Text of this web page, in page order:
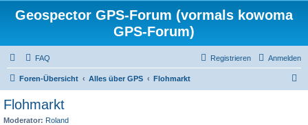
Geospector GPS-Forum (vormals kowoma
GPS-Forum)
FAQ Anmelden
Registrieren
Foren-Übersicht Alles über GPS Flohmarkt
Flohmarkt
Moderator: Roland